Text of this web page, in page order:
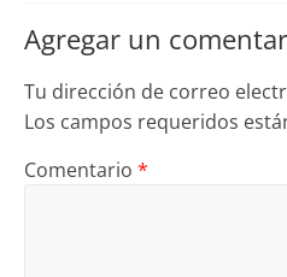
Agregar un
Tu dirección de correo
Los campos requeridos
Comentario *